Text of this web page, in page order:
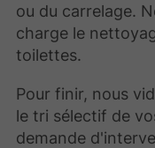
ou du carrelage.
charge le
toilettes.
Pour finir, nous
le tri sélectif de
demande